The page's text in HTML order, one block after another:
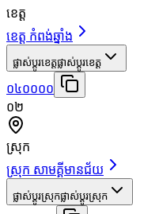
ខេត្ត
ខេត្ត កំពង់ឆ្នាំង
ផ្លាស់ប្តូរខេត្តផ្លាស់ប្តូរខេត្ត
០៤០០០០
០២
ស្រុក
ស្រុក សាមគ្គីមានជ័យ
ផ្លាស់ប្តូរស្រុកផ្លាស់ប្តូរស្រុក